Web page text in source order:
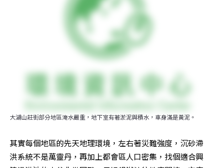
大湖山莊街部分地區淹水嚴重，地下室有著淤泥與積水，車身滿是黃泥。
其實每個地區的先天地理環境，左右著災難強度，沉砂滯
洪系統不是萬靈丹，再加上都會區人口密集，找個適合興